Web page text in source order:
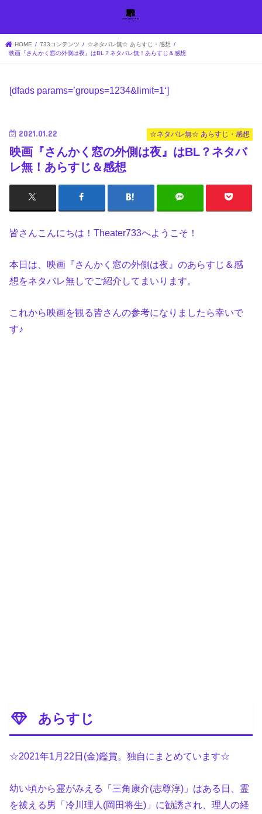
HOME 733コンテンツ
☆ネタバレ無☆ あらすじ・感想
映画『さんかく窓の外側は夜』はBL？ネタバレ無！あらすじ＆感想
[dfads params=’groups=1234&limit=1‘]
☆ネタバレ無☆ あらすじ・感想
2021.01.22
映画『さんかく窓の外側は夜』はBL？ネタバ
レ無！あらすじ＆感想
皆さんこんにちは！Theater733へようこそ！
本日は、映画『さんかく窓の外側は夜』のあらすじ＆感
想をネタバレ無しでご紹介してまいります。
これから映画を観る皆さんの参考になりましたら幸いで
す♪
あらすじ
☆2021年1月22日(金)鑑賞。独自にまとめています☆
幼い頃から霊がみえる「三角康介(志尊淳)」はある日、霊
を祓える男「冷川理人(岡田将生)」に勧誘され、理人の経